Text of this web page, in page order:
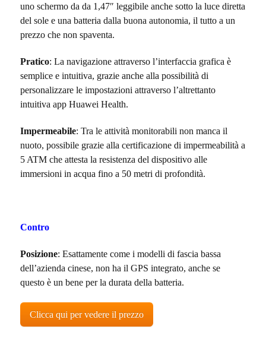
uno schermo da da 1,47″ leggibile anche sotto la luce diretta
del sole e una batteria dalla buona autonomia, il tutto a un
prezzo che non spaventa.
Pratico: La navigazione attraverso l’interfaccia grafica è
semplice e intuitiva, grazie anche alla possibilità di
personalizzare le impostazioni attraverso l’altrettanto
intuitiva app Huawei Health.
Impermeabile: Tra le attività monitorabili non manca il
nuoto, possibile grazie alla certificazione di impermeabilità a
5 ATM che attesta la resistenza del dispositivo alle
immersioni in acqua fino a 50 metri di profondità.
Contro
Posizione: Esattamente come i modelli di fascia bassa
dell’azienda cinese, non ha il GPS integrato, anche se
questo è un bene per la durata della batteria.
Clicca qui per vedere il prezzo